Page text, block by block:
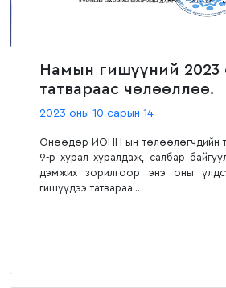
Намын гишүүний 2023
татвараас чөлөөллөө.
2023 оны 10 сарын 14
Өнөөдөр ИОНН-ын төлөөлөгчдийн
9-р хурал хуралдаж, салбар
дэмжих зорилгоор энэ оны
гишүүдээ татвараа...